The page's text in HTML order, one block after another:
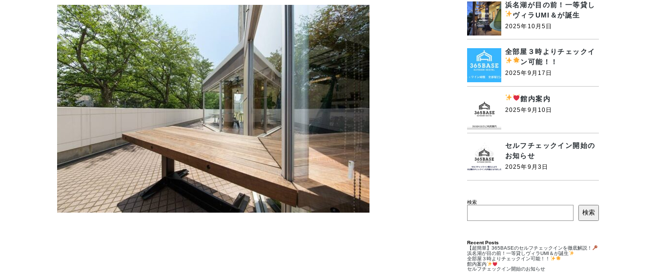
浜名湖が目の前！一等貸し
ヴィラUMI＆が誕生
2025年10月5日
全部屋３時よりチェックイ
ン可能！！
2025年9月17日
館内案内
2025年9月10日
セルフチェックイン開始の
お知らせ
2025年9月3日
検索
検索
Recent Posts
【超簡単】365BASEのセルフチェックインを徹底解説！
浜名湖が目の前！一等貸しヴィラUMI＆が誕生
全部屋３時よりチェックイン可能！！
館内案内
セルフチェックイン開始のお知らせ